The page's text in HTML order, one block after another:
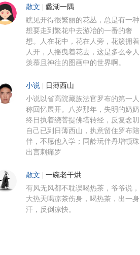
散文 蠡湖一隅
瞧见开得很繁丽的花丛，总是有一种
想要走到繁花中去游冶的一番的奢
想。人在花中，花在人旁，花簇拥着
人开，人摇曳着花去，这是多么令人
羡慕且神往的图画中的世界啊。
小说 日薄西山
小说以省高院藏族法官罗布的第一人
称回忆展开。八岁那年，失明的奶奶
终日执着绕菩提佛塔转经，反复念叨
自己已到日薄西山，执意留住罗布陪
伴，不愿他入学；同龄玩伴丹增顿珠
出言刺痛罗
散文 一碗老干烘
有风无风都不耽误喝热茶，爷爷说，
大热天喝凉茶伤身，喝热茶，出一身
汗，反倒凉快。